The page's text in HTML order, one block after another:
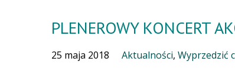
PLENEROWY KONCERT
25 maja 2018 Aktualności, Wyprzedzić